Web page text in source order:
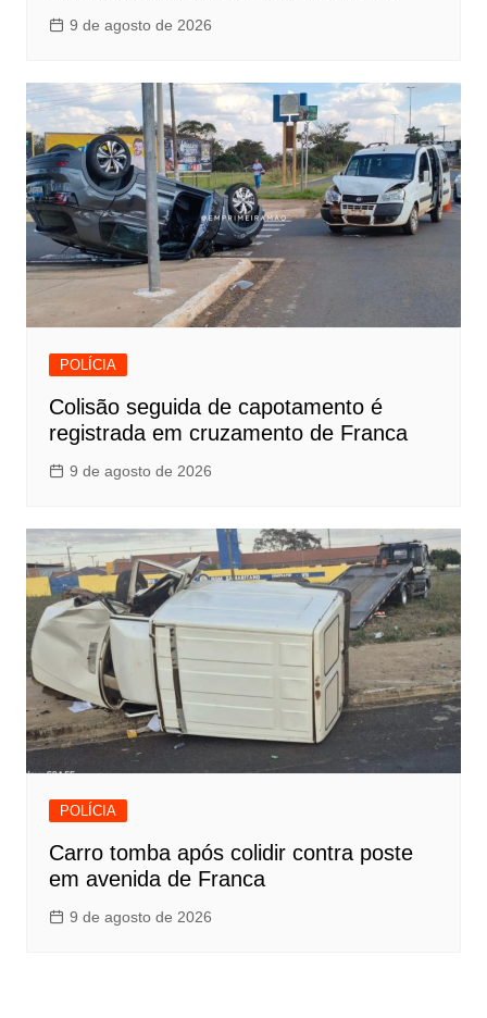
9 de agosto de 2026
POLÍCIA
Colisão seguida de capotamento é
registrada em cruzamento de Franca
9 de agosto de 2026
POLÍCIA
Carro tomba após colidir contra poste
em avenida de Franca
9 de agosto de 2026